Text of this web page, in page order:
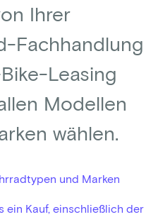
Ihrer
Fachhandlung
Leasing
Modellen
wählen.
und Marken
ein Kauf, einschließlich der